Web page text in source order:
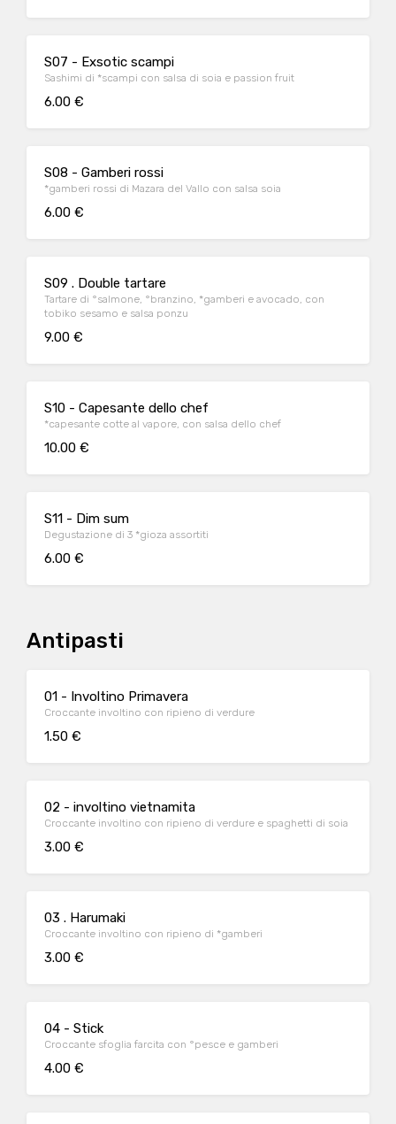
S07 - Exsotic scampi
Sashimi di *scampi con salsa di soia e passion fruit
6.00 €
S08 - Gamberi rossi
*gamberi rossi di Mazara del Vallo con salsa soia
6.00 €
S09 . Double tartare
Tartare di °salmone, °branzino, *gamberi e avocado, con
tobiko sesamo e salsa ponzu
9.00 €
S10 - Capesante dello chef
*capesante cotte al vapore, con salsa dello chef
10.00 €
S11 - Dim sum
Degustazione di 3 *gioza assortiti
6.00 €
Antipasti
01 - Involtino Primavera
Croccante involtino con ripieno di verdure
1.50 €
02 - involtino vietnamita
Croccante involtino con ripieno di verdure e spaghetti di soia
3.00 €
03 . Harumaki
Croccante involtino con ripieno di *gamberi
3.00 €
04 - Stick
Croccante sfoglia farcita con °pesce e gamberi
4.00 €